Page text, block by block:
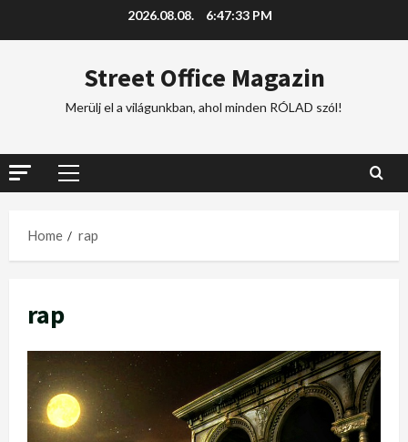
2026.08.08. 6:47:34 PM
Street Office Magazin
Merülj el a világunkban, ahol minden RÓLAD szól!
Home rap
rap